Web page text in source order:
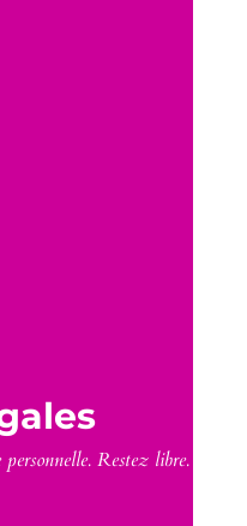
Restez libre.